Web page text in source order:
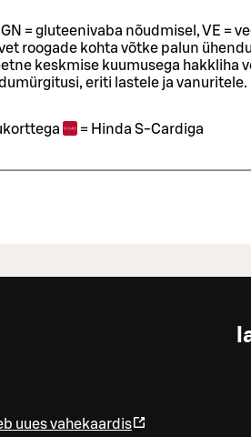
= gluteenivaba nõudmisel, VE =
roogade kohta võtke palun
keskmise kuumusega hakkliha
eriti lastele ja vanuritele.
= Hinda S-Cardiga
uues vahekaardis